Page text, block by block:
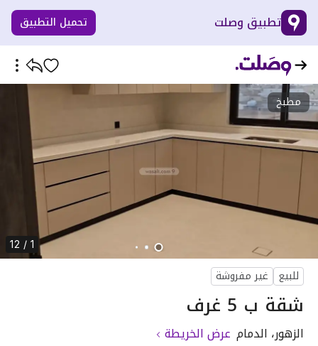
تطبيق وصلت تحميل التطبيق
مطبخ
1 / 12
للبيع غير مفروشة
شقة ب 5 غرف
الزهور، الدمام عرض الخريطة